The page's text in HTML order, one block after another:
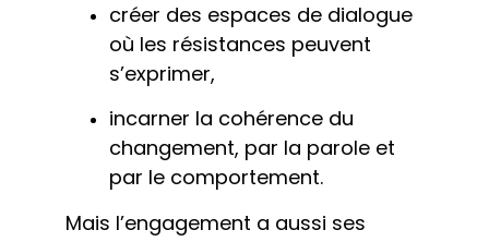
créer des espaces de dialogue
où les résistances peuvent
s’exprimer,
incarner la cohérence du
changement, par la parole et
par le comportement.
Mais l’engagement a aussi ses